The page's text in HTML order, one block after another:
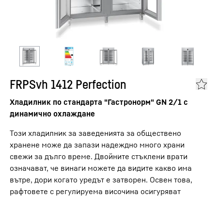
FRPSvh 1412 Perfection
Хладилник по стандарта "Гастронорм" GN 2/1 с
динамично охлаждане
Този хладилник за заведенията за обществено
хранене може да запази надеждно много храни
свежи за дълго време. Двойните стъклени врати
означават, че винаги можете да видите какво има
вътре, дори когато уредът е затворен. Освен това,
рафтовете с регулируема височина осигуряват